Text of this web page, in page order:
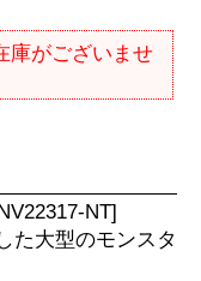
庫がございませ
NT]
た大型のモンスタ